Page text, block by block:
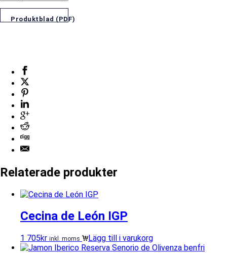
Produktblad (PDF)
Relaterade produkter
Cecina de León IGP
1 705kr inkl. moms Lägg till i varukorg